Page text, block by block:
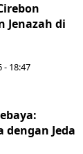
Jenazah di
- 18:47
Jeda